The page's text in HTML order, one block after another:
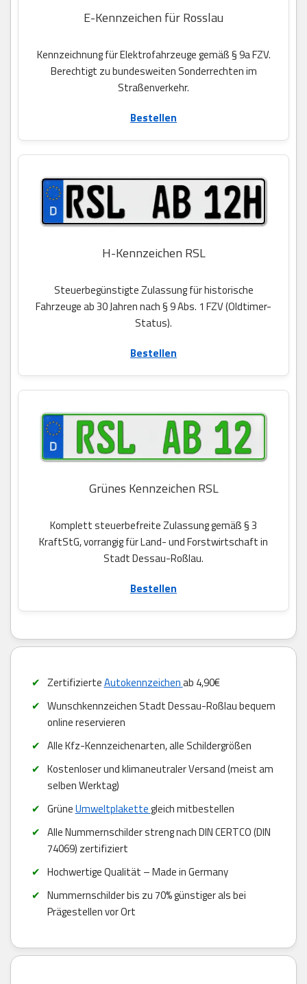
E-Kennzeichen für Rosslau
Kennzeichnung für Elektrofahrzeuge gemäß § 9a FZV.
Berechtigt zu bundesweiten Sonderrechten im
Straßenverkehr.
Bestellen
H-Kennzeichen RSL
Steuerbegünstigte Zulassung für historische
Fahrzeuge ab 30 Jahren nach § 9 Abs. 1 FZV (Oldtimer-
Status).
Bestellen
Grünes Kennzeichen RSL
Komplett steuerbefreite Zulassung gemäß § 3
KraftStG, vorrangig für Land- und Forstwirtschaft in
Stadt Dessau-Roßlau.
Bestellen
ZertifizierteAutokennzeichenab 4,90€
Wunschkennzeichen Stadt Dessau-Roßlau bequem
online reservieren
Alle Kfz-Kennzeichenarten, alle Schildergrößen
Kostenloser und klimaneutraler Versand (meist am
selben Werktag)
GrüneUmweltplakettegleich mitbestellen
Alle Nummernschilder streng nach DIN CERTCO (DIN
74069) zertifiziert
Hochwertige Qualität – Made in Germany
Nummernschilder bis zu 70% günstiger als bei
Prägestellen vor Ort